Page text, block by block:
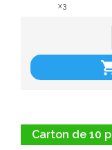
Carton de 10
x3